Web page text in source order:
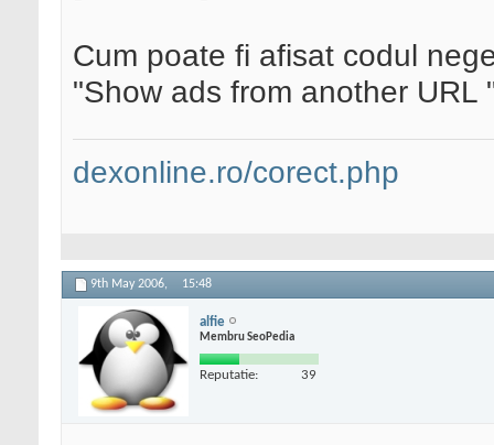
Cum poate fi afisat codul
"Show ads from another URL
dexonline.ro/corect.php
9th May 2006, 15:48
alfie
Membru SeoPedia
Reputatie: 39